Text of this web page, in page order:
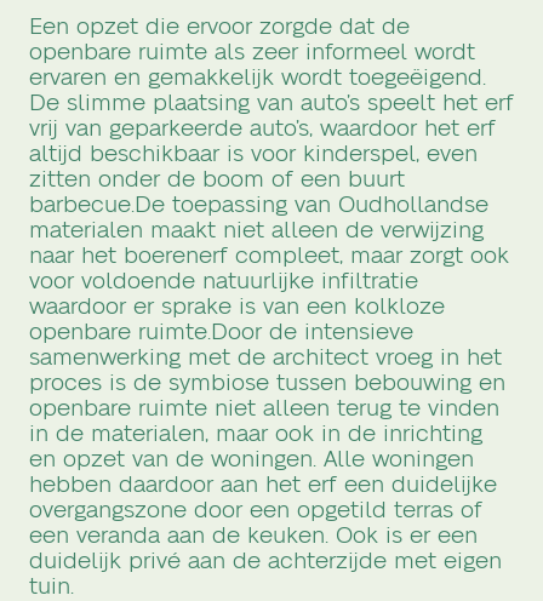
Een opzet die ervoor zorgde dat de
openbare ruimte als zeer informeel wordt
ervaren en gemakkelijk wordt toegeëigend.
De slimme plaatsing van auto’s speelt het erf
vrij van geparkeerde auto’s, waardoor het erf
altijd beschikbaar is voor kinderspel, even
zitten onder de boom of een buurt
barbecue.De toepassing van Oudhollandse
materialen maakt niet alleen de verwijzing
naar het boerenerf compleet, maar zorgt ook
voor voldoende natuurlijke infiltratie
waardoor er sprake is van een kolkloze
openbare ruimte.Door de intensieve
samenwerking met de architect vroeg in het
proces is de symbiose tussen bebouwing en
openbare ruimte niet alleen terug te vinden
in de materialen, maar ook in de inrichting
en opzet van de woningen. Alle woningen
hebben daardoor aan het erf een duidelijke
overgangszone door een opgetild terras of
een veranda aan de keuken. Ook is er een
duidelijk privé aan de achterzijde met eigen
tuin.